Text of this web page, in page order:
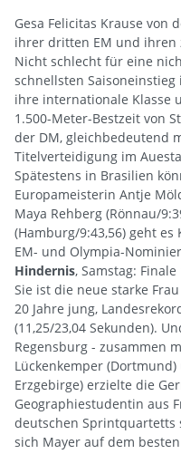
Gesa Felicitas Krause von
ihrer dritten EM und ihren
Nicht schlecht für eine
schnellsten
ihre internationale Klasse
1.500-Meter-Bestzeit von
der DM, gleichbedeutend
Titelverteidigung im
Spätestens in Brasilien
Europameisterin Antje
Maya Rehberg (Rönnau/
(Hamburg/9:43,56) geht
EM- und Olympia-
Hindernis, Samstag:
Sie ist die neue starke
20 Jahre jung,
(11,25/23,04 Sekunden).
Regensburg - zusammen
Lückenkemper (Dortmund)
Erzgebirge) erzielte die
Geographiestudentin aus
deutschen Sprintquartetts
sich Mayer auf dem